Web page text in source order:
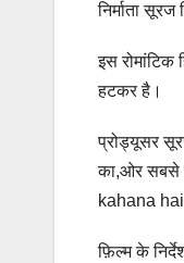
निर्माता
इस रोमांटिक
हटकर है।
प्रोड्यूसर
का,ओर सबसे
kahana hai
फ़िल्म के